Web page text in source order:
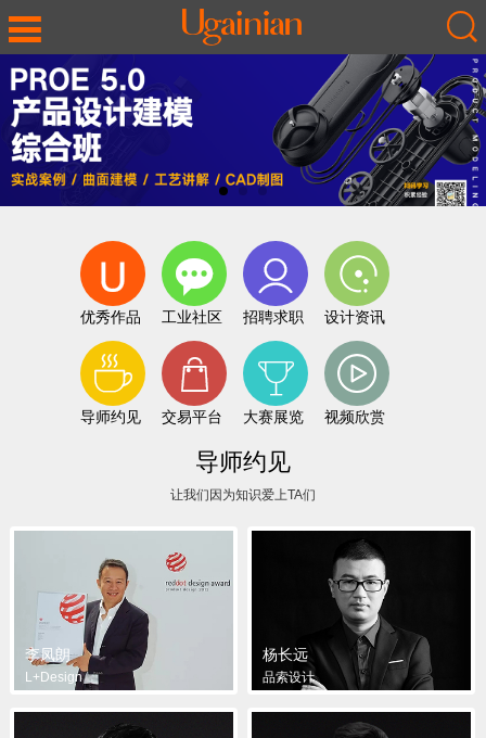
优秀作品 工业社区 招聘求职 设计资讯
导师约见 交易平台 大赛展览 视频欣赏
导师约见
让我们因为知识爱上TA们
李凤朗
L+Design
杨长远
品索设计